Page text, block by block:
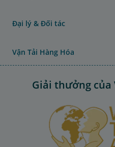
Đại lý & Đối tác
Vận Tải Hàng Hóa
Giải thưởng